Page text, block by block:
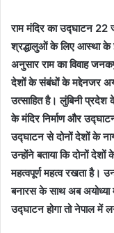
राम मंदिर का उद्घाटन 22
श्रद्धालुओं के लिए आस्था के
अनुसार राम का विवाह
देशों के संबंधों के मद्देनजर
उत्साहित है। लुंबिनी प्रदेश
के मंदिर निर्माण और
उद्घाटन से दोनों देशों के
उन्होंने बताया कि दोनों
महत्वपूर्ण महत्व रखता है।
बनारस के साथ अब
उद्घाटन होगा तो नेपाल में